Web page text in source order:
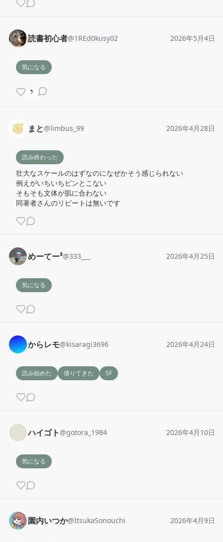
読書初心者@1REd0kusy02 2026年5月4日
気になる
まと@limbus_99 2026年4月28日
読み終わった
壮大なスケールのはずなのになぜかそう感じられない
例えがいちいちピンとこない
そもそも文体が肌に合わない
同著者さんのリピートは無いです
めーてー³@333___ 2026年4月25日
気になる
からレモ@kisaragi3696 2026年4月24日
読み始めた 借りてきた SF
ハイゴト @gotora_1984 2026年4月10日
気になる
園内いつか@ItsukaSonouchi 2026年4月9日